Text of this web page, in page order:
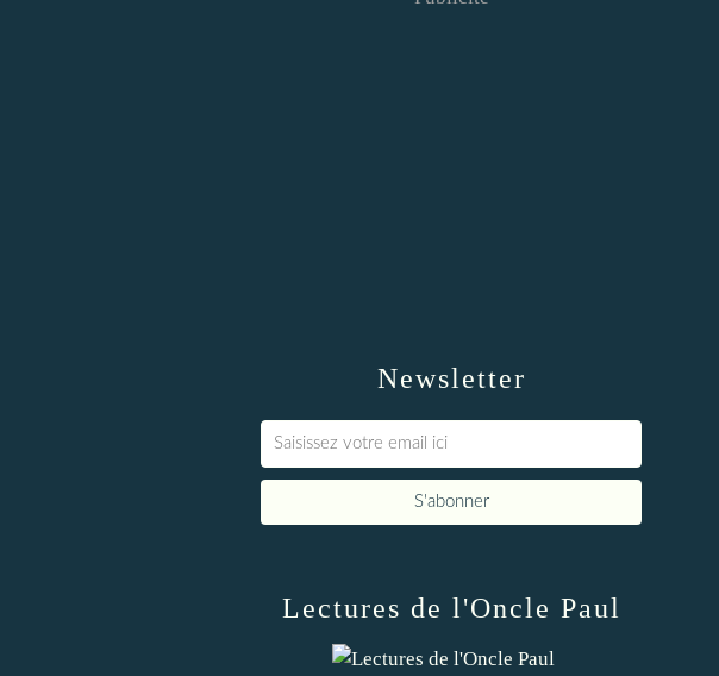
Newsletter
Lectures de l'Oncle Paul